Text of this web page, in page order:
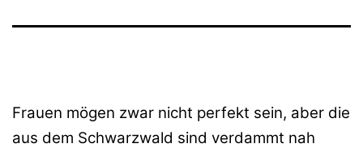
Frauen mögen zwar nicht perfekt sein, aber die
aus dem Schwarzwald sind verdammt nah